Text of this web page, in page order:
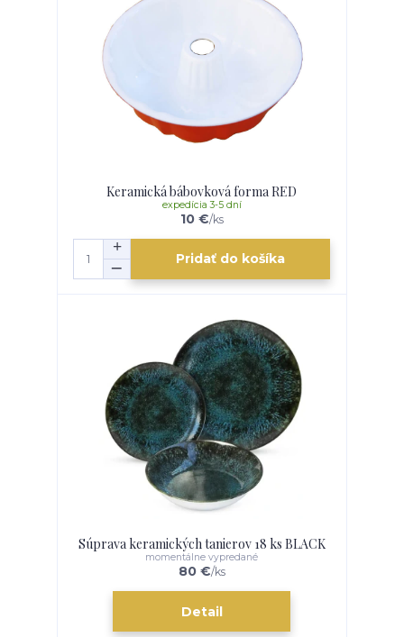
Keramická bábovková forma RED
10 €/ks
expedícia 3-5 dní
Pridať do košíka
Súprava keramických tanierov 18 ks BLACK
80 €/ks
momentálne vypredané
Detail